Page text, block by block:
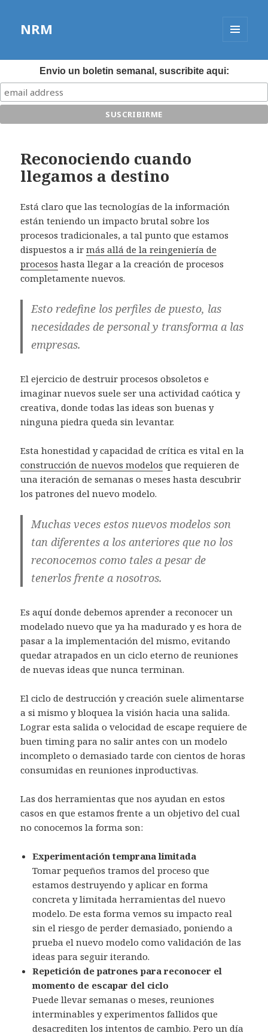
NRM
WIDGETS
Envio un boletin semanal, suscribite aqui:
Reconociendo cuando
llegamos a destino
Está claro que las tecnologías de la información
están teniendo un impacto brutal sobre los
procesos tradicionales, a tal punto que estamos
dispuestos a irmás allá de la reingeniería de
procesos hasta llegar a la creación de procesos
completamente nuevos.
Esto redefine los perfiles de puesto, las
necesidades de personal y transforma a las
empresas.
El ejercicio de destruir procesos obsoletos e
imaginar nuevos suele ser una actividad caótica y
creativa, donde todas las ideas son buenas y
ninguna piedra queda sin levantar.
Esta honestidad y capacidad de crítica es vital en la
construcción de nuevos modelos que requieren de
una iteración de semanas o meses hasta descubrir
los patrones del nuevo modelo.
Muchas veces estos nuevos modelos son
tan diferentes a los anteriores que no los
reconocemos como tales a pesar de
tenerlos frente a nosotros.
Es aquí donde debemos aprender a reconocer un
modelado nuevo que ya ha madurado y es hora de
pasar a la implementación del mismo, evitando
quedar atrapados en un ciclo eterno de reuniones
de nuevas ideas que nunca terminan.
El ciclo de destrucción y creación suele alimentarse
a si mismo y bloquea la visión hacia una salida.
Lograr esta salida o velocidad de escape requiere de
buen timing para no salir antes con un modelo
incompleto o demasiado tarde con cientos de horas
consumidas en reuniones inproductivas.
Las dos herramientas que nos ayudan en estos
casos en que estamos frente a un objetivo del cual
no conocemos la forma son:
Experimentación temprana limitada
Tomar pequeños tramos del proceso que
estamos destruyendo y aplicar en forma
concreta y limitada herramientas del nuevo
modelo. De esta forma vemos su impacto real
sin el riesgo de perder demasiado, poniendo a
prueba el nuevo modelo como validación de las
ideas para seguir iterando.
Repetición de patrones para reconocer el
momento de escapar del ciclo
Puede llevar semanas o meses, reuniones
interminables y experimentos fallidos que
desacrediten los intentos de cambio. Pero un día